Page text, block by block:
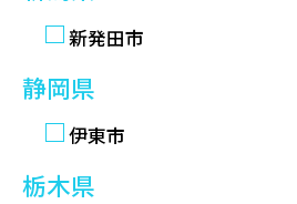
新発田市
静岡県
伊東市
栃木県